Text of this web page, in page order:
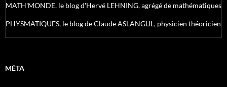
MATH'MONDE, le blog d'Hervé LEHNING, agrégé de mathématiques
PHYSMATIQUES, le blog de Claude ASLANGUL, physicien théoricien
MÉTA